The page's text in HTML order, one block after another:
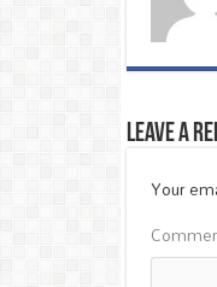
Leave a
Your